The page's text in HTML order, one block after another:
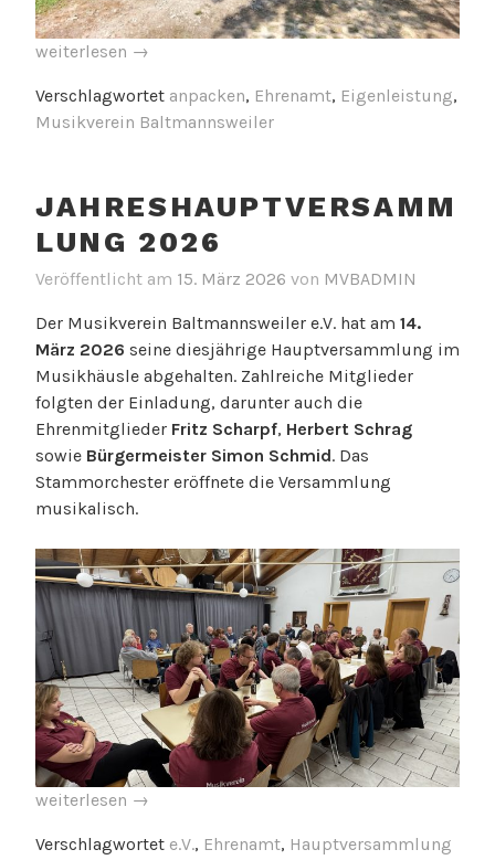
„Tatkräftiger
rund
ums
weiterlesen →
Verschlagwortet anpacken, Ehrenamt, Eigenleistung,
Musikverein Baltmannsweiler
JAHRESHAUPTVERSAMM
LUNG 2026
Veröffentlicht am 15. März 2026 von MVBADMIN
Der Musikverein Baltmannsweiler e.V. hat am 14.
März 2026 seine diesjährige Hauptversammlung im
Musikhäusle abgehalten. Zahlreiche Mitglieder
folgten der Einladung, darunter auch die
Ehrenmitglieder Fritz Scharpf, Herbert Schrag
sowie Bürgermeister Simon Schmid. Das
Stammorchester eröffnete die Versammlung
musikalisch.
„Jahreshauptversammlung
weiterlesen →
Verschlagwortet e.V., Ehrenamt, Hauptversammlung